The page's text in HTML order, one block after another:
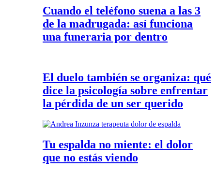
Cuando el teléfono suena a las 3
de la madrugada: así funciona
una funeraria por dentro
El duelo también se organiza: qué
dice la psicología sobre enfrentar
la pérdida de un ser querido
Tu espalda no miente: el dolor
que no estás viendo